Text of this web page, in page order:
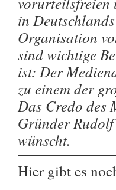
in
Organisation
sind wichtige
ist: Der
zu einem der
Das Credo des
Gründer
wünscht.
Hier gibt es